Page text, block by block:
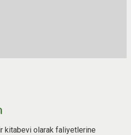
kitabevi olarak faliyetlerine